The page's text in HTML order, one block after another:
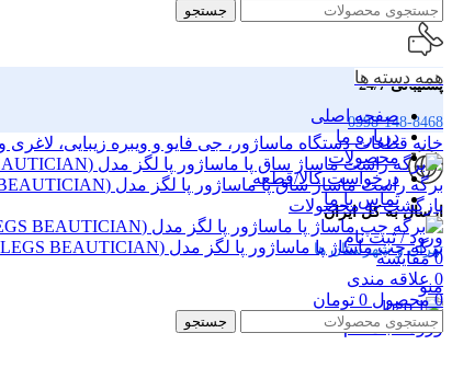
جستجو
پشتیبانی 24/7
0998-148-8468
ارسال به کل ایران
تهران و شهرستان ها
منو
ورود / ثبت نام
همه دسته ها
صفحه اصلی
درباره ما
محصولات
درخواست کالا/قطعه
تماس با ما
ورود / ثبت نام
0 مقایسه
0 علاقه مندی
0 محصول 0 تومان
جستجو
خانه قطعات دستگاه ماساژور، جی فایو و ویبره زیبایی، لاغری
برگه راست ماساژ ساق پا ماساژور پا لگز مدل (LEGS BEAUTICIAN)(A)
بازگشت به محصولات
برگه چپ ماساژ پا ماساژور پا لگز مدل (LEGS BEAUTICIAN)